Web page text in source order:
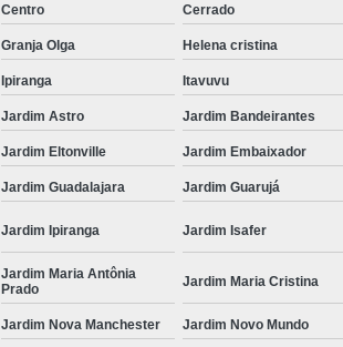
Centro Cerrado
Granja Olga Helena cristina
Ipiranga Itavuvu
Jardim Astro Jardim Bandeirantes
Jardim Eltonville Jardim Embaixador
Jardim Guadalajara Jardim Guarujá
Jardim Ipiranga Jardim Isafer
Jardim Maria Antônia
Prado
Jardim Maria Cristina
Jardim Nova Manchester Jardim Novo Mundo